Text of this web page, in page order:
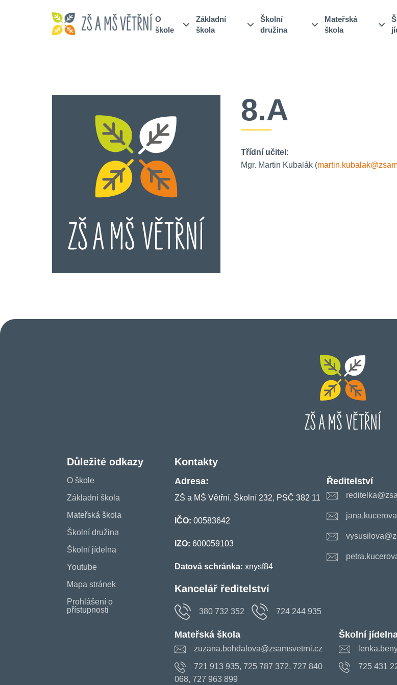
O
škole
Základní
škola
Školní
družina
Mateřská
škola
8.A
Třídní učitel:
Mgr. Martin Kubalák (
Důležité odkazy
O škole
Základní škola
Mateřská škola
Školní družina
Školní jídelna
Youtube
Mapa stránek
Prohlášení o
přístupnosti
Kontakty
Adresa:
ZŠ a MŠ Větřní, Školní 232, PSČ 382 11
IČO: 00583642
IZO: 600059103
Datová schránka: xnysf84
Kancelář ředitelství
380 732 352 724 244 935
Ředitelství
Mateřská škola
zuzana.bohdalova@zsamsvetrni.cz
721 913 935, 725 787 372, 727 840
068, 727 963 899
Školní
725 431